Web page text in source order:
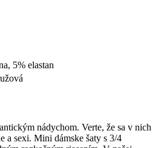
5% elastan
nádychom. Verte, že sa v nich
a sexi. Mini dámske šaty s 3/4